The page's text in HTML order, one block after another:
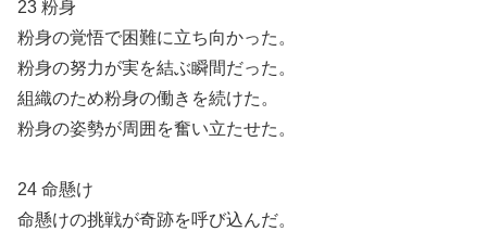
23 粉身
粉身の覚悟で困難に立ち向かった。
粉身の努力が実を結ぶ瞬間だった。
組織のため粉身の働きを続けた。
粉身の姿勢が周囲を奮い立たせた。
24 命懸け
命懸けの挑戦が奇跡を呼び込んだ。